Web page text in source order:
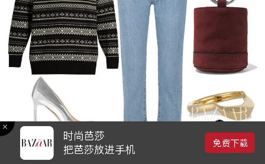
① 提花针织毛衣 Alexander Wang